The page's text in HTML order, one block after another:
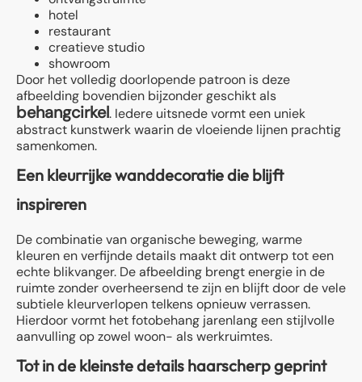
hotel
restaurant
creatieve studio
showroom
Door het volledig doorlopende patroon is deze
afbeelding bovendien bijzonder geschikt als
behangcirkel. Iedere uitsnede vormt een uniek
abstract kunstwerk waarin de vloeiende lijnen prachtig
samenkomen.
Een kleurrijke wanddecoratie die blijft
inspireren
De combinatie van organische beweging, warme
kleuren en verfijnde details maakt dit ontwerp tot een
echte blikvanger. De afbeelding brengt energie in de
ruimte zonder overheersend te zijn en blijft door de vele
subtiele kleurverlopen telkens opnieuw verrassen.
Hierdoor vormt het fotobehang jarenlang een stijlvolle
aanvulling op zowel woon- als werkruimtes.
Tot in de kleinste details haarscherp geprint